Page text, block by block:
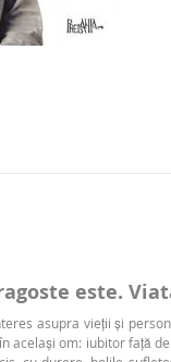
este.
asupra vieții și
același om: iubitor față